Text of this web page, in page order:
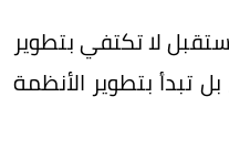
لا تكتفي بتطوير
تبدأ بتطوير الأنظمة